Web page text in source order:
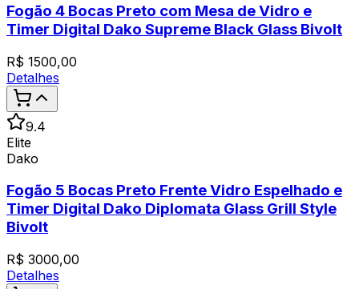
Fogão 4 Bocas Preto com Mesa de Vidro e
Timer Digital Dako Supreme Black Glass Bivolt
R$ 1500,00
Detalhes
9.4
Elite
Dako
Fogão 5 Bocas Preto Frente Vidro Espelhado e
Timer Digital Dako Diplomata Glass Grill Style
Bivolt
R$ 3000,00
Detalhes